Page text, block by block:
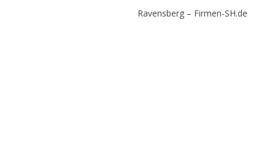
Ravensberg – Firmen-SH.de